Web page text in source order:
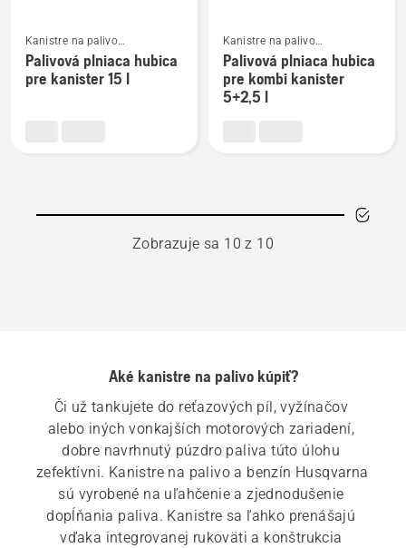
zime
viac
podrobností
Kanistre na palivo
a príslušenstvo na plnenie
Palivová plniaca hubica
pre kanister 15 l
viac
podrobností
5+2,5
Kanistre na palivo
a príslušenstvo na plnenie
Palivová plniaca hubica
pre kombi kanister
5+2,5 l
Zobrazuje sa 10 z 10
Aké kanistre na palivo kúpiť?
Či už tankujete do reťazových píl, vyžínačov
alebo iných vonkajších motorových zariadení,
dobre navrhnutý púzdro paliva túto úlohu
zefektívni. Kanistre na palivo a benzín Husqvarna
sú vyrobené na uľahčenie a zjednodušenie
dopĺňania paliva. Kanistre sa ľahko prenášajú
vďaka integrovanej rukoväti a konštrukcia